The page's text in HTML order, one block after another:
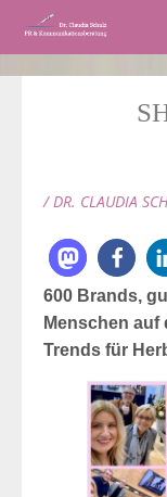
/ DR. CLAUDIA
600 Brands,
Menschen
Trends für